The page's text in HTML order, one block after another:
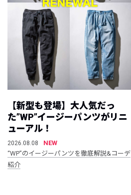
【新型も登場】大人気だっ
た”WP”イージーパンツがリニ
ューアル！
2026.08.08
NEW
“WP”のイージーパンツを徹底解説&コーデ
紹介